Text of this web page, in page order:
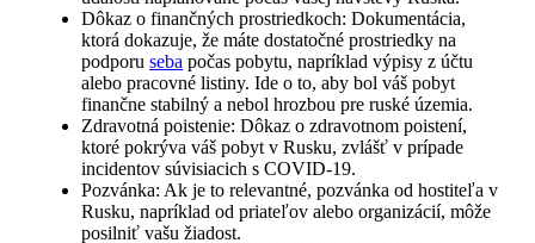
Dôkaz o finančných prostriedkoch: Dokumentácia,
ktorá dokazuje, že máte dostatočné prostriedky na
podporu seba počas pobytu, napríklad výpisy z účtu
alebo pracovné listiny. Ide o to, aby bol váš pobyt
finančne stabilný a nebol hrozbou pre ruské územia.
Zdravotná poistenie: Dôkaz o zdravotnom poistení,
ktoré pokrýva váš pobyt v Rusku, zvlášť v prípade
incidentov súvisiacich s COVID-19.
Pozvánka: Ak je to relevantné, pozvánka od hostiteľa v
Rusku, napríklad od priateľov alebo organizácií, môže
posilniť vašu žiadost.